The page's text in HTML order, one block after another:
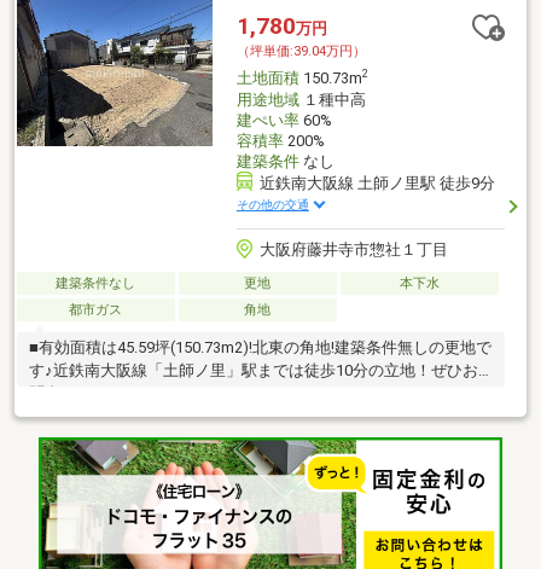
1,780万円
（坪単価:39.04万円）
土地面積150.73m2
用途地域１種中高
建ぺい率60%
容積率200%
建築条件なし
近鉄南大阪線 土師ノ里駅 徒歩9分
その他の交通
大阪府藤井寺市惣社１丁目
建築条件なし 更地
本下水
都市ガス
角地
■有効面積は45.59坪(150.73m2)!北東の角地!建築条件無しの更地で
す♪近鉄南大阪線「土師ノ里」駅までは徒歩10分の立地！ぜひお
問合せください♪